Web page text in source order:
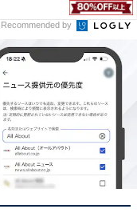
Recommended by